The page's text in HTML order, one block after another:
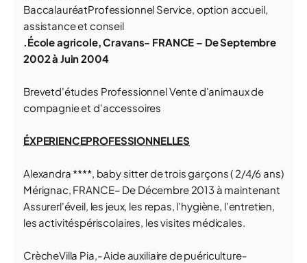
BaccalauréatProfessionnel Service, option accueil,
assistance et conseil
.École agricole, Cravans- FRANCE – De Septembre
2002 à Juin 2004
Brevetd'études Professionnel Vente d'animaux de
compagnie et d'accessoires
ÉXPERIENCEPROFESSIONNELLES
Alexandra ****, baby sitter de trois garçons ( 2/4/6 ans)
Mérignac, FRANCE– De Décembre 2013 à maintenant
Assurerl'éveil, les jeux, les repas, l'hygiène, l'entretien,
les activitéspériscolaires, les visites médicales.
CrècheVilla Pia,- Aide auxiliaire de puériculture-